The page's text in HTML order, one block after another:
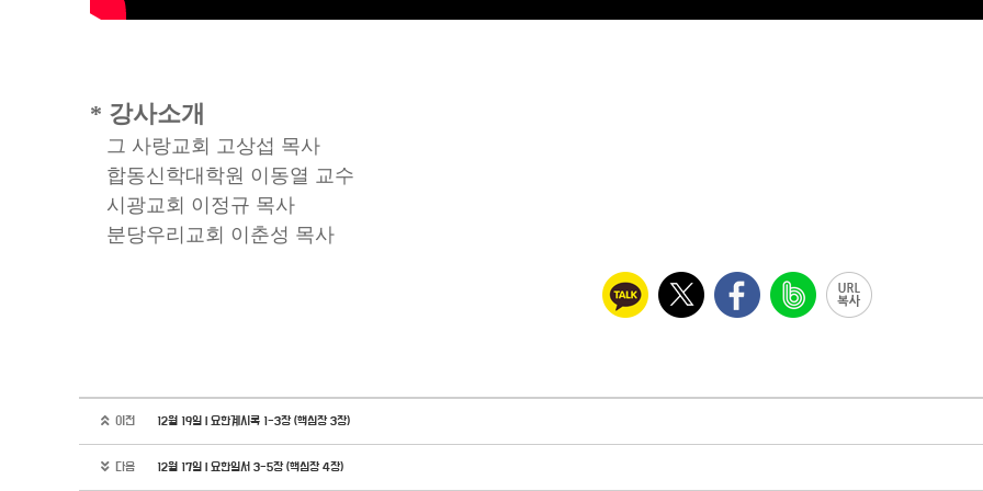
* 강사소개
그 사랑교회 고상섭 목사
합동신학대학원 이동열 교수
시광교회 이정규 목사
분당우리교회 이춘성 목사
이전 12월 19일 | 요한계시록 1-3장 (핵심장 3장)
다음 12월 17일 | 요한일서 3-5장 (핵심장 4장)